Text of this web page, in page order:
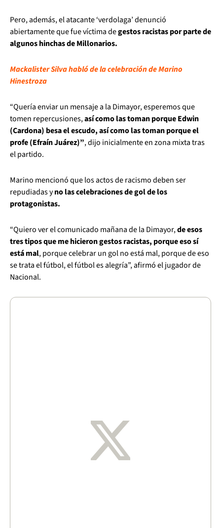
Pero, además, el atacante ‘verdolaga’ denunció
abiertamente que fue víctima degestos racistas por parte de
algunos hinchas de Millonarios.
Mackalister Silva habló de la celebración de Marino
Hinestroza
“Quería enviar un mensaje a la Dimayor, esperemos que
tomen repercusiones,así como las toman porque Edwin
(Cardona) besa el escudo, así como las toman porque el
profe (Efraín Juárez)”, dijo inicialmente en zona mixta tras
el partido.
Marino mencionó que los actos de racismo deben ser
repudiadas yno las celebraciones de gol de los
protagonistas.
“Quiero ver el comunicado mañana de la Dimayor,de esos
tres tipos que me hicieron gestos racistas, porque eso sí
está mal, porque celebrar un gol no está mal, porque de eso
se trata el fútbol, el fútbol es alegría”, afirmó el jugador de
Nacional.